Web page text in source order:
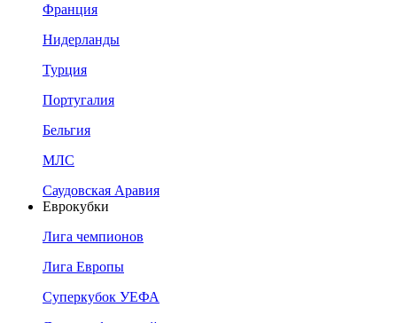
Франция
Нидерланды
Турция
Португалия
Бельгия
МЛС
Саудовская Аравия
Еврокубки
Лига чемпионов
Лига Европы
Суперкубок УЕФА